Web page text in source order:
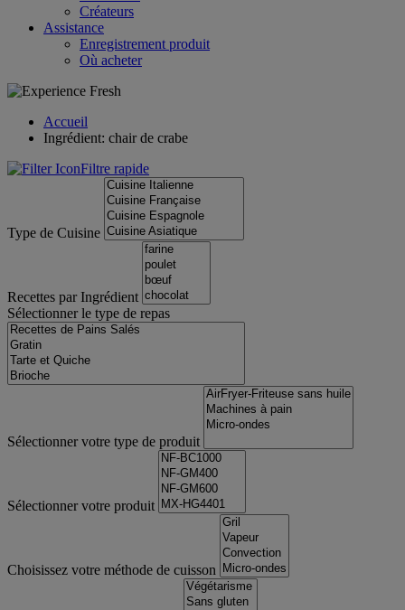
Créateurs
Assistance
Enregistrement produit
Où acheter
Accueil
Ingrédient: chair de crabe
Filtre rapide
Type de Cuisine
Recettes par Ingrédient
Sélectionner le type de repas
Sélectionner votre type de produit
Sélectionner votre produit
Choisissez votre méthode de cuisson